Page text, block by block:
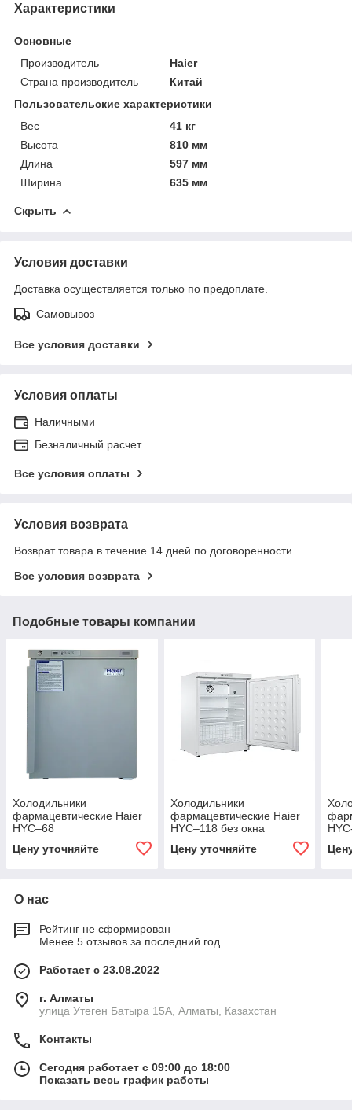
Характеристики
Основные
Производитель
Haier
Страна производитель
Китай
Пользовательские характеристики
Вес
41 кг
Высота
810 мм
Длина
597 мм
Ширина
635 мм
Скрыть
Условия доставки
Доставка осуществляется только по предоплате.
Самовывоз
Все условия доставки
Условия оплаты
Наличными
Безналичный расчет
Все условия оплаты
Условия возврата
Возврат товара в течение 14 дней по договоренности
Все условия возврата
Подобные товары компании
Холодильники
фармацевтические Haier
HYC–68
Цену уточняйте
Холодильники
фармацевтические Haier
HYC–118 без окна
Цену уточняйте
О нас
Рейтинг не сформирован
Менее 5 отзывов за последний год
Работает с 23.08.2022
г. Алматы
улица Утеген Батыра 15А, Алматы, Казахстан
Контакты
Сегодня работает с 09:00 до 18:00
Показать весь график работы